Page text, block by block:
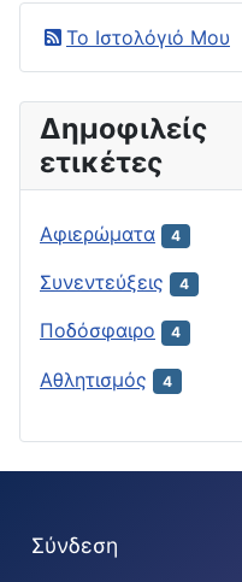
Το Ιστολόγιό Μου
Δημοφιλείς
ετικέτες
Αφιερώματα 4
Συνεντεύξεις 4
Ποδόσφαιρο 4
Αθλητισμός 4
Σύνδεση